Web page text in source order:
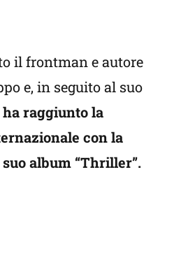
il frontman e autore
e, in seguito al suo
ha raggiunto la
con la
album “Thriller”.